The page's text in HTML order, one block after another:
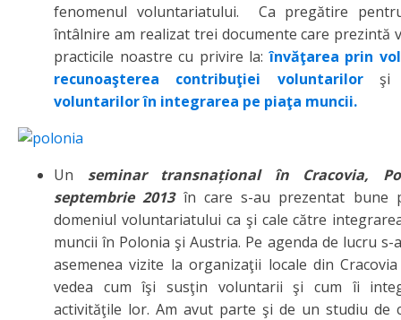
fenomenul voluntariatului. Ca pregătire
întâlnire am realizat trei documente care prezintă
practicile noastre cu privire la:învăţarea prin
recunoaşterea contribuţiei voluntarilor
voluntarilor în integrarea pe piaţa muncii.
Un seminar transnațional în Cracovia,
septembrie 2013 în care s-au prezentat bune
domeniul voluntariatului ca şi cale către
muncii în Polonia şi Austria. Pe agenda de lucru s-
asemenea vizite la organizaţii locale din
vedea cum îşi susţin voluntarii şi cum îi
activităţile lor. Am avut parte şi de un studiu de